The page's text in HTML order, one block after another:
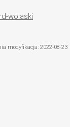
wolaski
modyfikacja: 2022-08-23